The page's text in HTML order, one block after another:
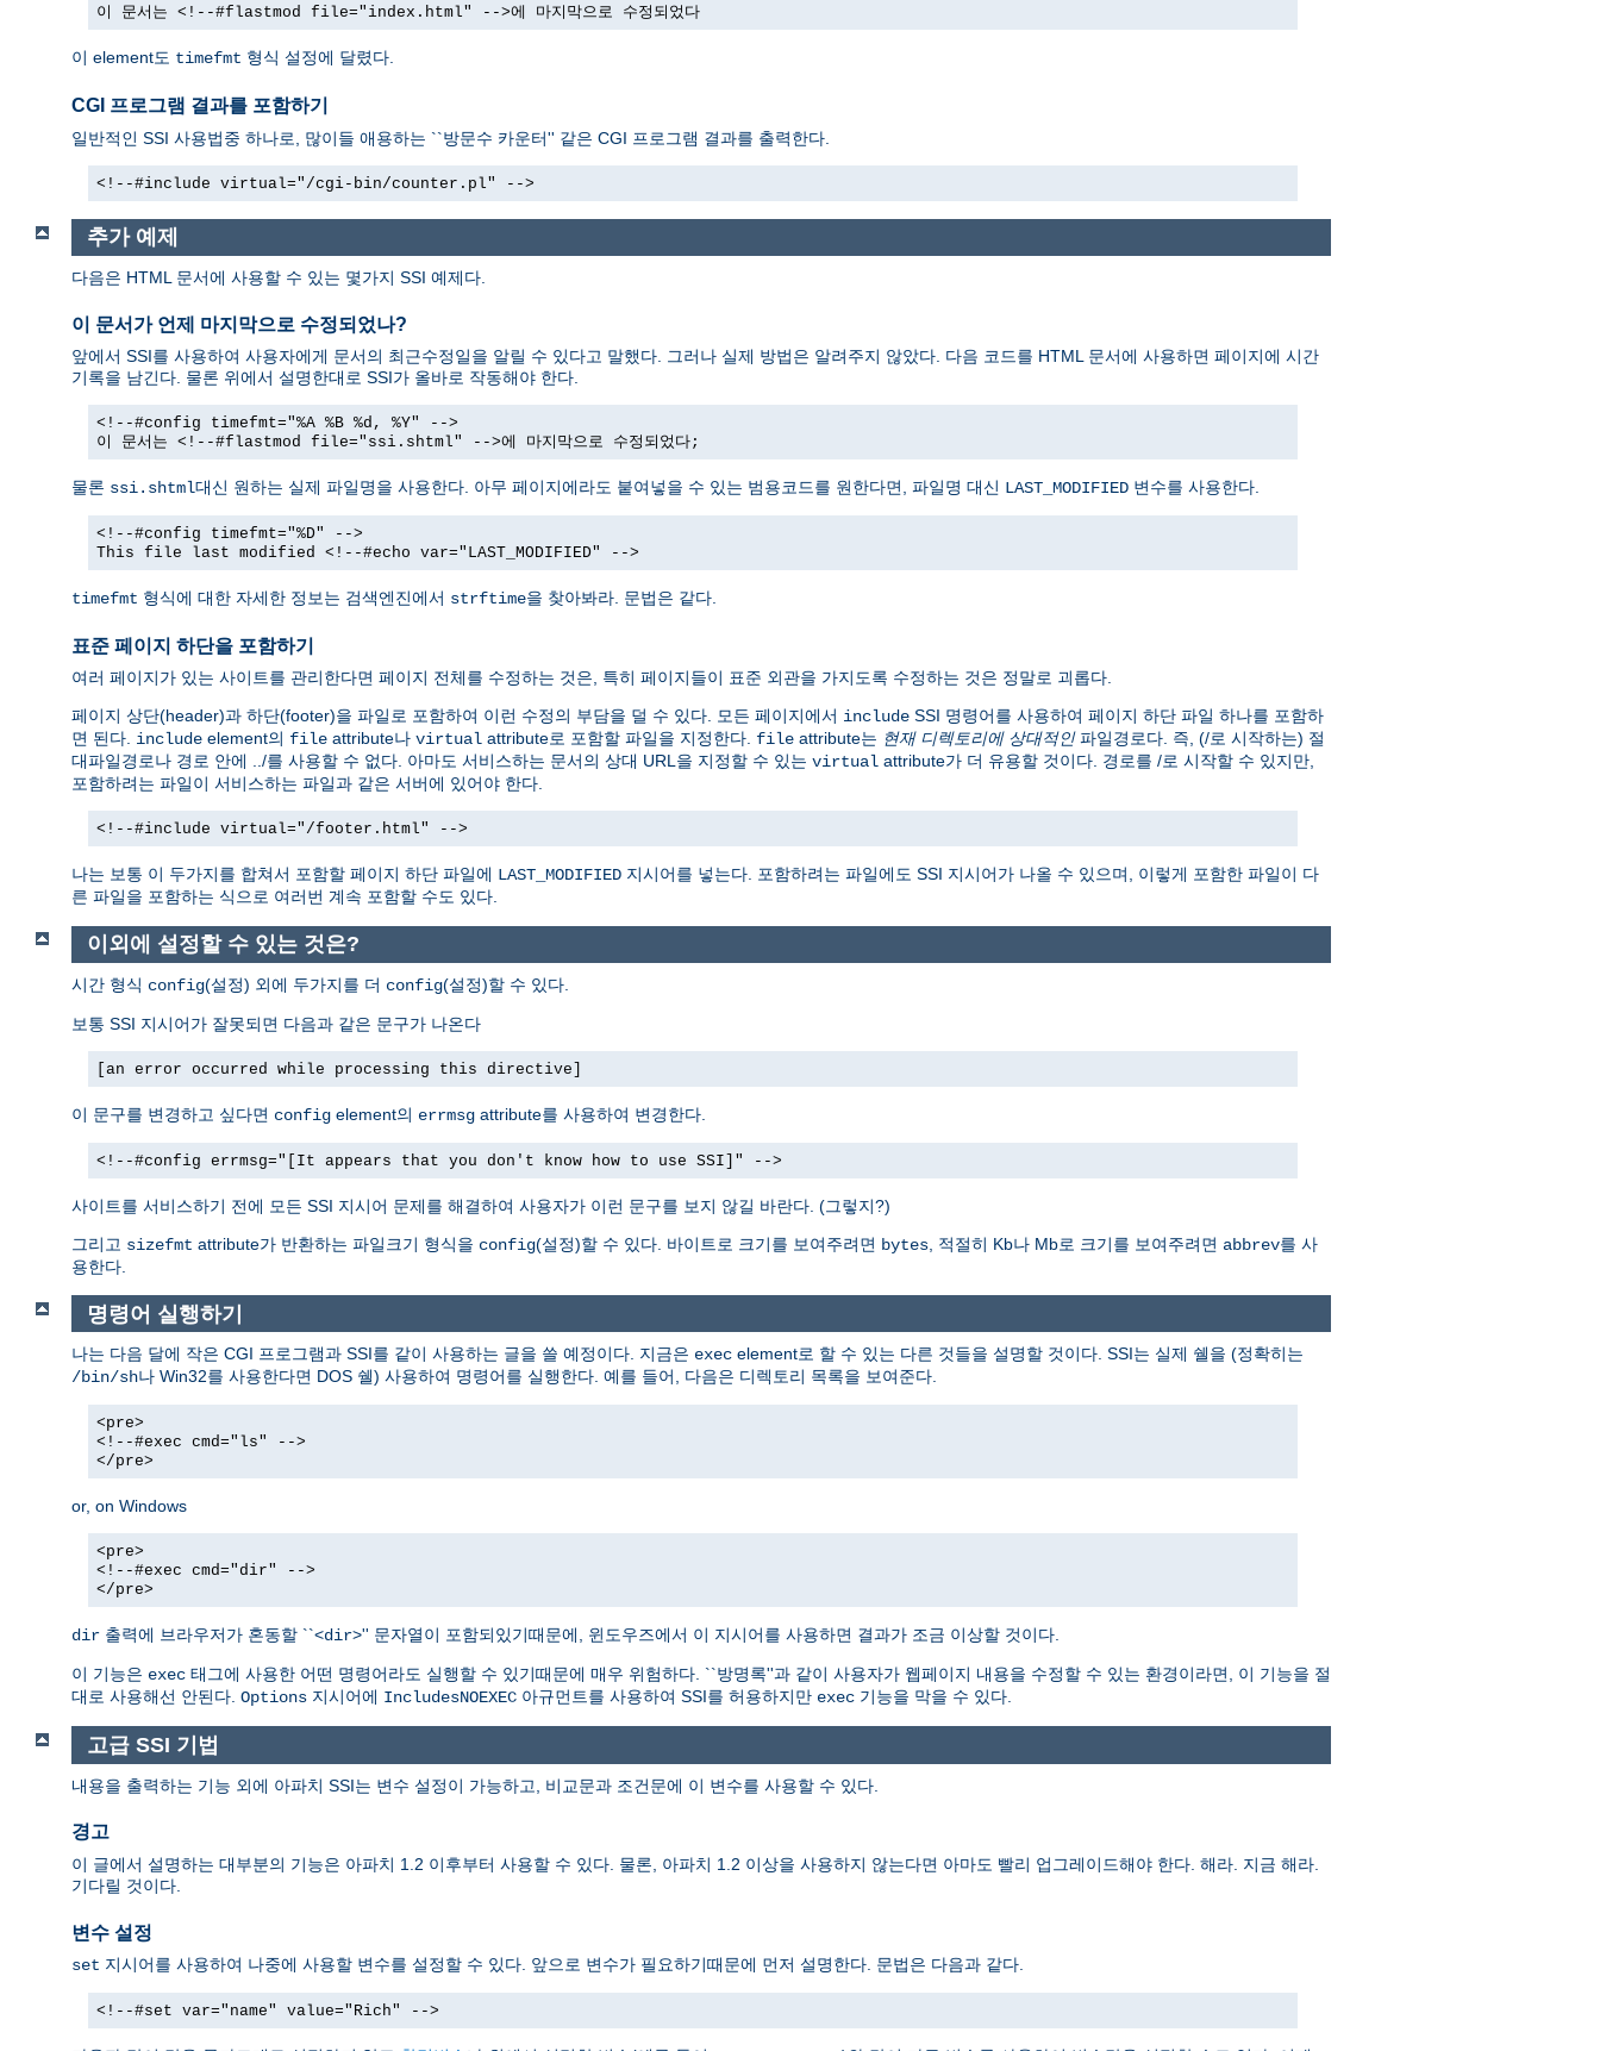
이 문서는 <!--#flastmod file="index.html" -->에 마지막으로 수정되었다
이 element도 timefmt 형식 설정에 달렸다.
CGI 프로그램 결과를 포함하기
일반적인 SSI 사용법중 하나로, 많이들 애용하는 ``방문수 카운터'' 같은 CGI 프로그램 결과를 출력한다.
<!--#include virtual="/cgi-bin/counter.pl" -->
추가 예제
다음은 HTML 문서에 사용할 수 있는 몇가지 SSI 예제다.
이 문서가 언제 마지막으로 수정되었나?
앞에서 SSI를 사용하여 사용자에게 문서의 최근수정일을 알릴 수 있다고 말했다. 그러나 실제 방법은 알려주지 않았다. 다음 코드를 HTML 문서에 사용하면 페이지에 시간
기록을 남긴다. 물론 위에서 설명한대로 SSI가 올바로 작동해야 한다.
<!--#config timefmt="%A %B %d, %Y" -->
이 문서는 <!--#flastmod file="ssi.shtml" -->에 마지막으로 수정되었다;
물론 ssi.shtml대신 원하는 실제 파일명을 사용한다. 아무 페이지에라도 붙여넣을 수 있는 범용코드를 원한다면, 파일명 대신 LAST_MODIFIED 변수를 사용한다.
<!--#config timefmt="%D" -->
This file last modified <!--#echo var="LAST_MODIFIED" -->
timefmt 형식에 대한 자세한 정보는 검색엔진에서 strftime을 찾아봐라. 문법은 같다.
표준 페이지 하단을 포함하기
여러 페이지가 있는 사이트를 관리한다면 페이지 전체를 수정하는 것은, 특히 페이지들이 표준 외관을 가지도록 수정하는 것은 정말로 괴롭다.
페이지 상단(header)과 하단(footer)을 파일로 포함하여 이런 수정의 부담을 덜 수 있다. 모든 페이지에서 include SSI 명령어를 사용하여 페이지 하단 파일 하나를 포함하
면 된다. include element의 file attribute나 virtual attribute로 포함할 파일을 지정한다. file attribute는 현재 디렉토리에 상대적인파일경로다. 즉, (/로 시작하는) 절
대파일경로나 경로 안에 ../를 사용할 수 없다. 아마도 서비스하는 문서의 상대 URL을 지정할 수 있는 virtual attribute가 더 유용할 것이다. 경로를 /로 시작할 수 있지만,
포함하려는 파일이 서비스하는 파일과 같은 서버에 있어야 한다.
<!--#include virtual="/footer.html" -->
나는 보통 이 두가지를 합쳐서 포함할 페이지 하단 파일에 LAST_MODIFIED 지시어를 넣는다. 포함하려는 파일에도 SSI 지시어가 나올 수 있으며, 이렇게 포함한 파일이 다
른 파일을 포함하는 식으로 여러번 계속 포함할 수도 있다.
이외에 설정할 수 있는 것은?
시간 형식 config(설정) 외에 두가지를 더 config(설정)할 수 있다.
보통 SSI 지시어가 잘못되면 다음과 같은 문구가 나온다
[an error occurred while processing this directive]
이 문구를 변경하고 싶다면 config element의 errmsg attribute를 사용하여 변경한다.
<!--#config errmsg="[It appears that you don't know how to use SSI]" -->
사이트를 서비스하기 전에 모든 SSI 지시어 문제를 해결하여 사용자가 이런 문구를 보지 않길 바란다. (그렇지?)
그리고 sizefmt attribute가 반환하는 파일크기 형식을 config(설정)할 수 있다. 바이트로 크기를 보여주려면 bytes , 적절히 Kb나 Mb로 크기를 보여주려면 abbrev를 사
용한다.
명령어 실행하기
나는 다음 달에 작은 CGI 프로그램과 SSI를 같이 사용하는 글을 쓸 예정이다. 지금은 exec element로 할 수 있는 다른 것들을 설명할 것이다. SSI는 실제 쉘을 (정확히는
/bin/sh나 Win32를 사용한다면 DOS 쉘) 사용하여 명령어를 실행한다. 예를 들어, 다음은 디렉토리 목록을 보여준다.
<pre>
<!--#exec cmd="ls" -->
</pre>
or, on Windows
<pre>
<!--#exec cmd="dir" -->
</pre>
dir 출력에 브라우저가 혼동할 ``<dir>'' 문자열이 포함되있기때문에, 윈도우즈에서 이 지시어를 사용하면 결과가 조금 이상할 것이다.
이 기능은 exec 태그에 사용한 어떤 명령어라도 실행할 수 있기때문에 매우 위험하다. ``방명록''과 같이 사용자가 웹페이지 내용을 수정할 수 있는 환경이라면, 이 기능을 절
대로 사용해선 안된다. Options 지시어에 IncludesNOEXEC 아규먼트를 사용하여 SSI를 허용하지만 exec 기능을 막을 수 있다.
고급 SSI 기법
내용을 출력하는 기능 외에 아파치 SSI는 변수 설정이 가능하고, 비교문과 조건문에 이 변수를 사용할 수 있다.
경고
이 글에서 설명하는 대부분의 기능은 아파치 1.2 이후부터 사용할 수 있다. 물론, 아파치 1.2 이상을 사용하지 않는다면 아마도 빨리 업그레이드해야 한다. 해라. 지금 해라.
기다릴 것이다.
변수 설정
set 지시어를 사용하여 나중에 사용할 변수를 설정할 수 있다. 앞으로 변수가 필요하기때문에 먼저 설명한다. 문법은 다음과 같다.
<!--#set var="name" value="Rich" -->